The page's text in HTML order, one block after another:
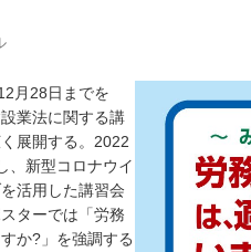
月28日までを
業法に関する講
展開する。2022
、新型コロナウイ
活用した講習会
ターでは「労務
か?」を強調する